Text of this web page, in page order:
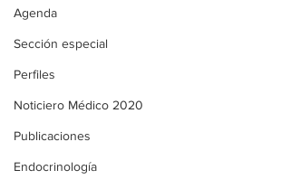
Agenda
Sección especial
Perfiles
Noticiero Médico 2020
Publicaciones
Endocrinología